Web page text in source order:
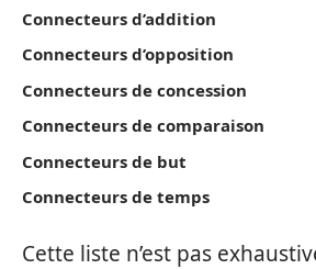
Connecteurs d’addition
Connecteurs d’opposition
Connecteurs de concession
Connecteurs de comparaison
Connecteurs de but
Connecteurs de temps
Cette liste n’est pas